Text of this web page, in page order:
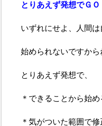
とりあえず発想でＧ
いずれにせよ、人間
始められないですから
とりあえず発想で、
＊できることから始め
＊気がついた範囲で修